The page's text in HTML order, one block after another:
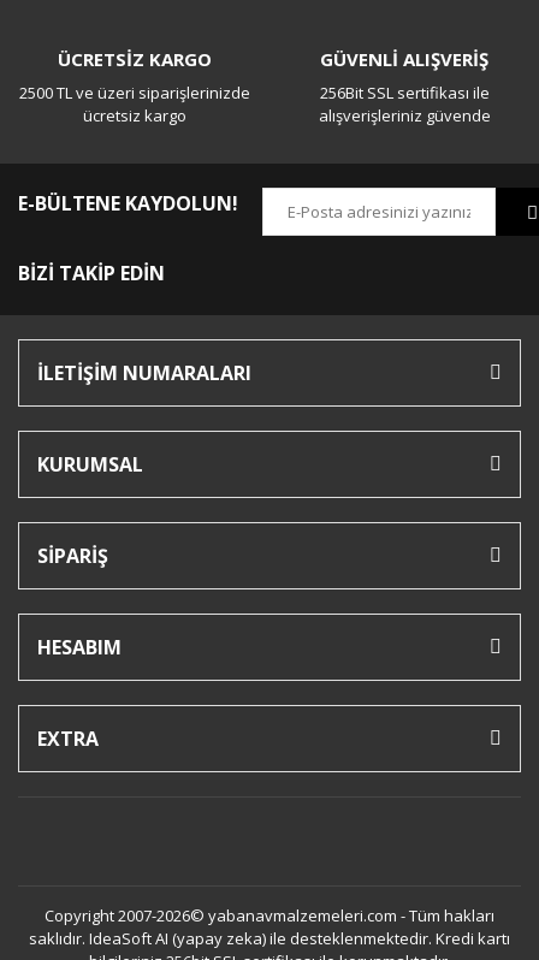
ÜCRETSİZ KARGO
2500 TL ve üzeri siparişlerinizde
ücretsiz kargo
GÜVENLİ ALIŞVERİŞ
256Bit SSL sertifikası ile
alışverişleriniz güvende
E-BÜLTENE KAYDOLUN!
BİZİ TAKİP EDİN
İLETİŞİM NUMARALARI
KURUMSAL
SİPARİŞ
HESABIM
EXTRA
Copyright 2007-2026© yabanavmalzemeleri.com - Tüm hakları
saklıdır. IdeaSoft AI (yapay zeka) ile desteklenmektedir. Kredi kartı